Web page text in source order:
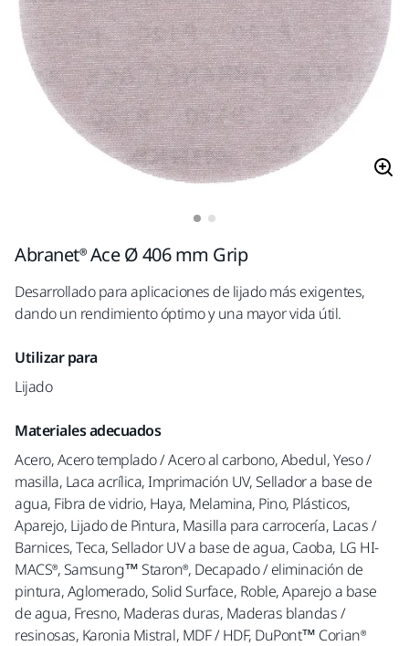
Abranet® Ace Ø 406 mm Grip
Desarrollado para aplicaciones de lijado más exigentes,
dando un rendimiento óptimo y una mayor vida útil.
Utilizar para
Lijado
Materiales adecuados
Acero, Acero templado / Acero al carbono, Abedul, Yeso /
masilla, Laca acrílica, Imprimación UV, Sellador a base de
agua, Fibra de vidrio, Haya, Melamina, Pino, Plásticos,
Aparejo, Lijado de Pintura, Masilla para carrocería, Lacas /
Barnices, Teca, Sellador UV a base de agua, Caoba, LG HI-
MACS®, Samsung™ Staron®, Decapado / eliminación de
pintura, Aglomerado, Solid Surface, Roble, Aparejo a base
de agua, Fresno, Maderas duras, Maderas blandas /
resinosas, Karonia Mistral, MDF / HDF, DuPont™ Corian®